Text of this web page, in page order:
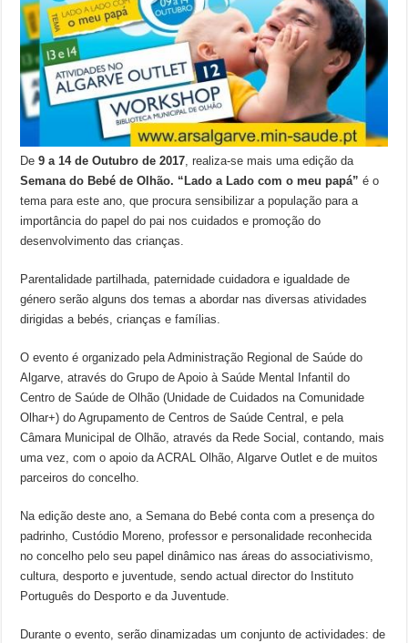
De9 a 14 de Outubro de 2017, realiza-se mais uma edição da
Semana do Bebé de Olhão. “Lado a Lado com o meu papá” é o
tema para este ano, que procura sensibilizar a população para a
importância do papel do pai nos cuidados e promoção do
desenvolvimento das crianças.
Parentalidade partilhada, paternidade cuidadora e igualdade de
género serão alguns dos temas a abordar nas diversas atividades
dirigidas a bebés, crianças e famílias.
O evento é organizado pela Administração Regional de Saúde do
Algarve, através do Grupo de Apoio à Saúde Mental Infantil do
Centro de Saúde de Olhão (Unidade de Cuidados na Comunidade
Olhar+) do Agrupamento de Centros de Saúde Central, e pela
Câmara Municipal de Olhão, através da Rede Social, contando, mais
uma vez, com o apoio da ACRAL Olhão, Algarve Outlet e de muitos
parceiros do concelho.
Na edição deste ano, a Semana do Bebé conta com a presença do
padrinho, Custódio Moreno, professor e personalidade reconhecida
no concelho pelo seu papel dinâmico nas áreas do associativismo,
cultura, desporto e juventude, sendo actual director do Instituto
Português do Desporto e da Juventude.
Durante o evento, serão dinamizadas um conjunto de actividades: de